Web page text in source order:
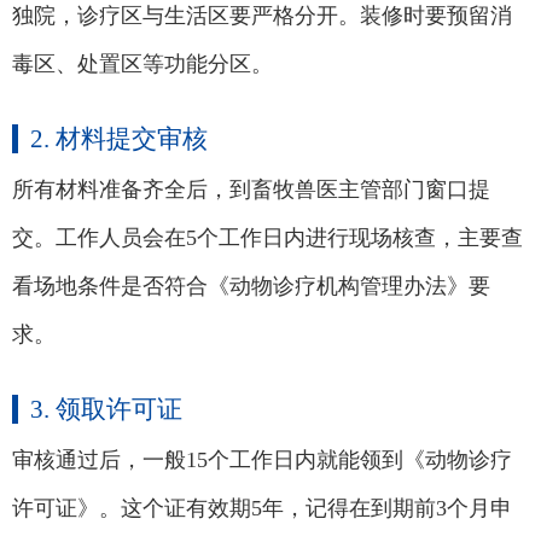
独院，诊疗区与生活区要严格分开。装修时要预留消
毒区、处置区等功能分区。
2. 材料提交审核
所有材料准备齐全后，到畜牧兽医主管部门窗口提
交。工作人员会在5个工作日内进行现场核查，主要查
看场地条件是否符合《动物诊疗机构管理办法》要
求。
3. 领取许可证
审核通过后，一般15个工作日内就能领到《动物诊疗
许可证》。这个证有效期5年，记得在到期前3个月申